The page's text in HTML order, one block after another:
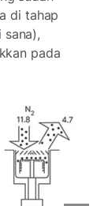
di tahap
pada